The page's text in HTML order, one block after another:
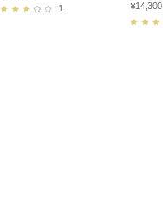
1
¥14,300